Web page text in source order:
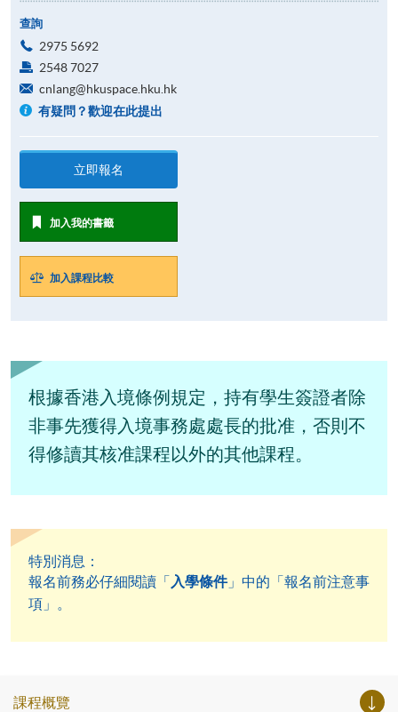
查詢
2975 5692
2548 7027
cnlang@hkuspace.hku.hk
有疑問？歡迎在此提出
立即報名
加入我的書籤
加入課程比較
根據香港入境條例規定，持有學生簽證者除
非事先獲得入境事務處處長的批准，否則不
得修讀其核准課程以外的其他課程。
特別消息：
報名前務必仔細閱讀「 入學條件」中的「報名前注意事
項」。
課程概覽